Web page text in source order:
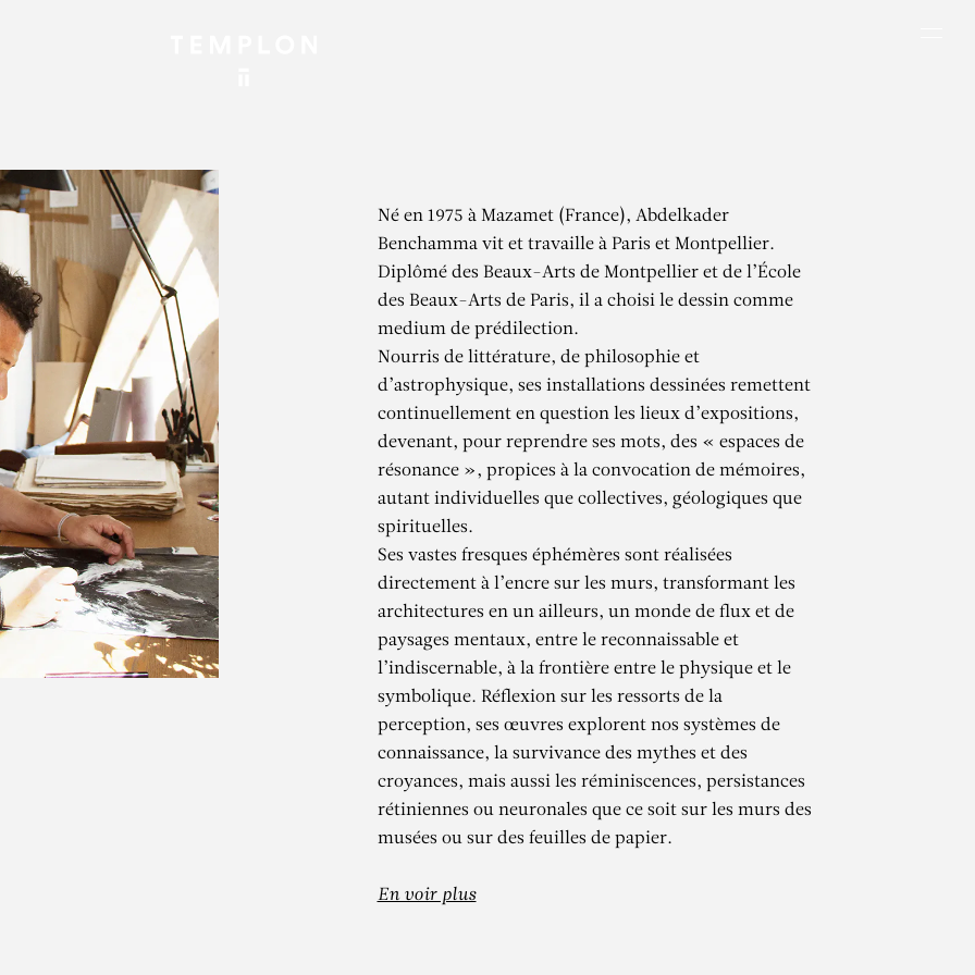
BENCHAMMA
Sans titre (Marbre diptyque)
Né en 1975 à Mazamet (France), Abdelkader
Benchamma vit et travaille à Paris et Montpellier.
Diplômé des Beaux-Arts de Montpellier et de l’École
des Beaux-Arts de Paris, il a choisi le dessin comme
medium de prédilection.
Nourris de littérature, de philosophie et
d’astrophysique, ses installations dessinées remettent
continuellement en question les lieux d’expositions,
devenant, pour reprendre ses mots, des « espaces de
résonance », propices à la convocation de mémoires,
autant individuelles que collectives, géologiques que
spirituelles.
Ses vastes fresques éphémères sont réalisées
directement à l’encre sur les murs, transformant les
architectures en un ailleurs, un monde de flux et de
paysages mentaux, entre le reconnaissable et
l’indiscernable, à la frontière entre le physique et le
symbolique. Réflexion sur les ressorts de la
perception, ses œuvres explorent nos systèmes de
connaissance, la survivance des mythes et des
croyances, mais aussi les réminiscences, persistances
rétiniennes ou neuronales que ce soit sur les murs des
musées ou sur des feuilles de papier.
En voir plus